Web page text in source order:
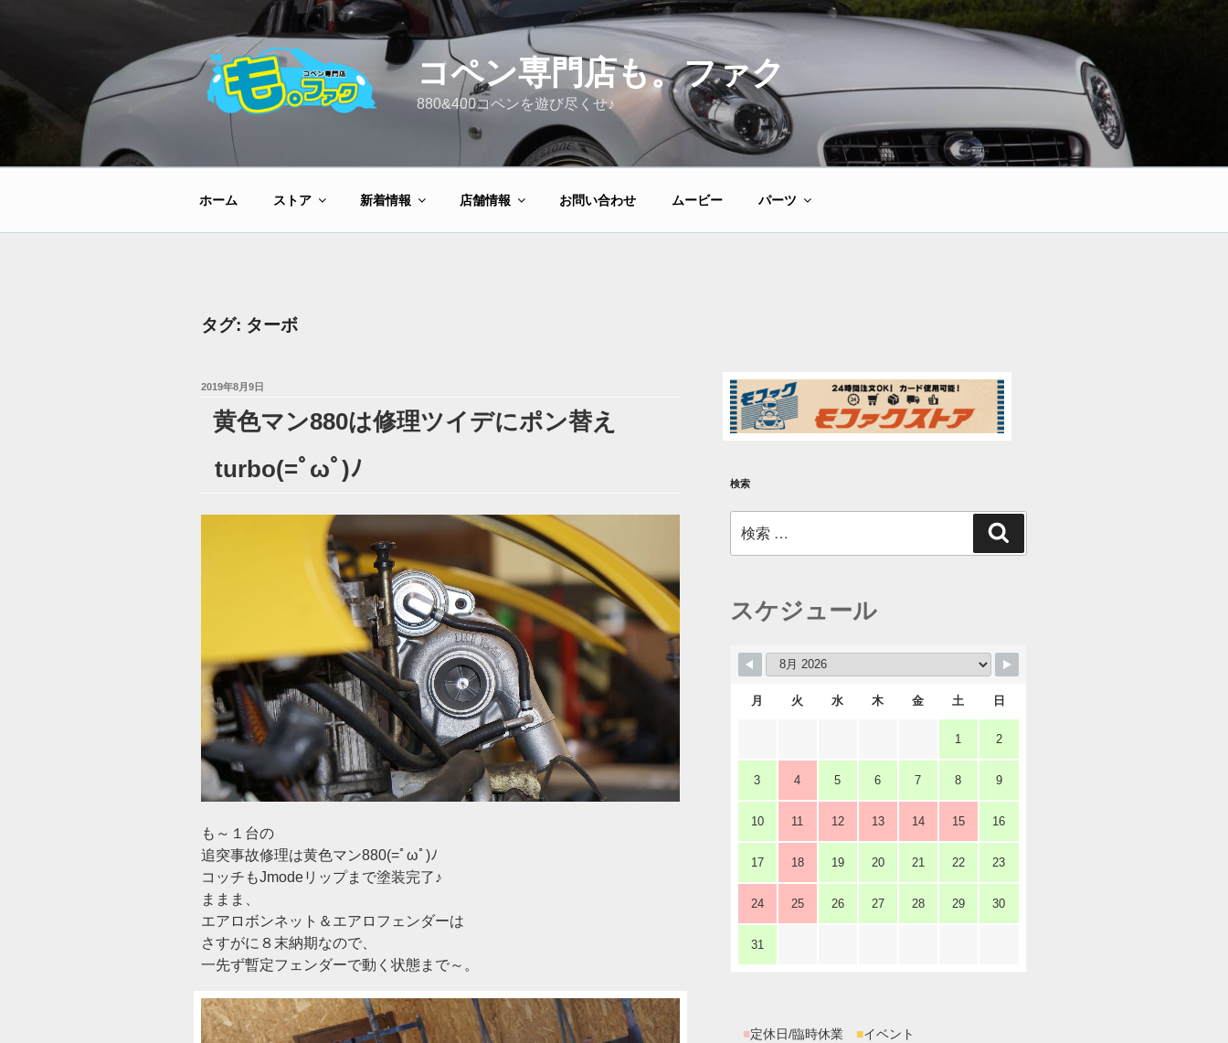
キ
コペン専門店も。ファク
880&400コペンを遊び尽くせ♪
ホーム ストア 新着情報 店舗情報 お問い合わせ ムービー パーツ
タグ: ターボ
投
日:
2019年8月9日
黄色マン880は修理ツイデにポン替え
turbo(=ﾟωﾟ)ﾉ
も～１台の
追突事故修理は黄色マン880(=ﾟωﾟ)ﾉ
コッチもJmodeリップまで塗装完了♪
ままま、
エアロボンネット＆エアロフェンダーは
さすがに８末納期なので、
一先ず暫定フェンダーで動く状態まで～。
検索
索:
索
スケジュール
月 火 水 木 金 土 日
1 2
3 4 5 6 7 8 9
10 11 12 13 14 15 16
17 18 19 20 21 22 23
24 25 26 27 28 29 30
31
■定休日/臨時休業 ■イベント